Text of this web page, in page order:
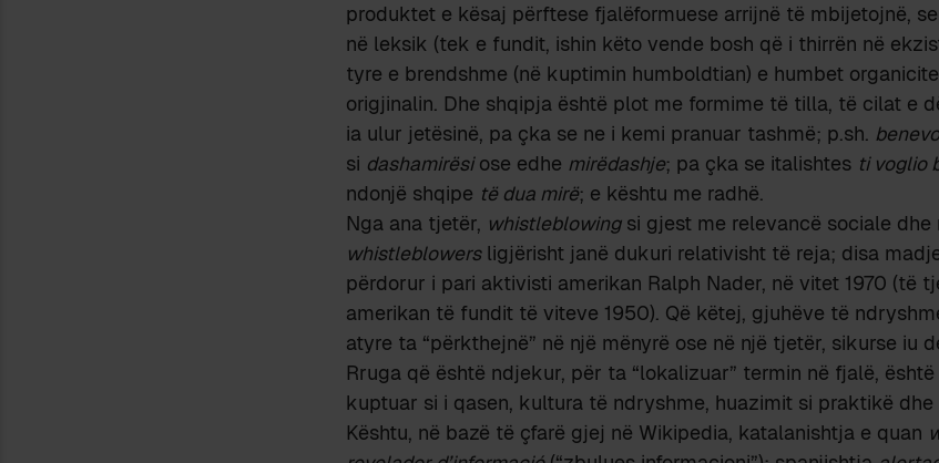
produktet e kësaj përftese fjalëformuese arrijnë të mbijetojnë,
në leksik (tek e fundit, ishin këto vende bosh që i thirrën në
tyre e brendshme (në kuptimin humboldtian) e humbet
origjinalin. Dhe shqipja është plot me formime të tilla, të cilat e
ia ulur jetësinë, pa çka se ne i kemi pranuar tashmë; p.sh.
si dashamirësiose edhe mirëdashje; pa çka se italishtes ti voglio
ndonjë shqipe të dua mirë; e kështu me radhë.
Nga ana tjetër, whistleblowingsi gjest me relevancë sociale dhe
whistleblowersligjërisht janë dukuri relativisht të reja; disa
përdorur i pari aktivisti amerikan Ralph Nader, në vitet 1970 (të
amerikan të fundit të viteve 1950). Që këtej, gjuhëve të
atyre ta “përkthejnë” në një mënyrë ose në një tjetër, sikurse iu
Rruga që është ndjekur, për ta “lokalizuar” termin në fjalë,
kuptuar si i qasen, kultura të ndryshme, huazimit si praktikë dhe
Kështu, në bazë të çfarë gjej në Wikipedia, katalanishtja e quan